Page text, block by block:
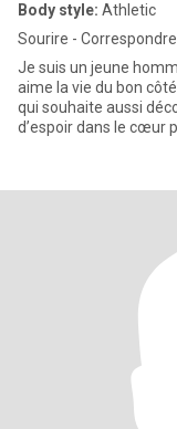
Body style: Athletic
Sourire -
Je suis un jeune
aime la vie du bon
qui souhaite aussi
d’espoir dans le cœur